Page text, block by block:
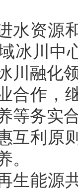
水资源
冰川中
川融化
合作，
等务实
互利原
。
生能源